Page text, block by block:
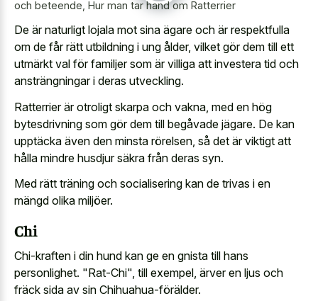
och beteende, Hur man tar hand om Ratterrier
De är naturligt lojala mot sina ägare och är respektfulla
om de får rätt utbildning i ung ålder, vilket gör dem till ett
utmärkt val för familjer som är villiga att investera tid och
ansträngningar i deras utveckling.
Ratterrier är otroligt skarpa och vakna, med en hög
bytesdrivning som gör dem till begåvade jägare. De kan
upptäcka även den minsta rörelsen, så det är viktigt att
hålla mindre husdjur säkra från deras syn.
Med rätt träning och socialisering kan de trivas i en
mängd olika miljöer.
Chi
Chi-kraften i din hund kan ge en gnista till hans
personlighet. "Rat-Chi", till exempel, ärver en ljus och
fräck sida av sin Chihuahua-förälder.